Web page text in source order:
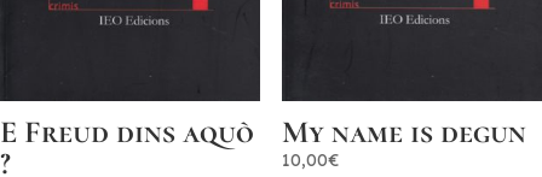
E Freud dins aquò
?
My name is degun
10,00€